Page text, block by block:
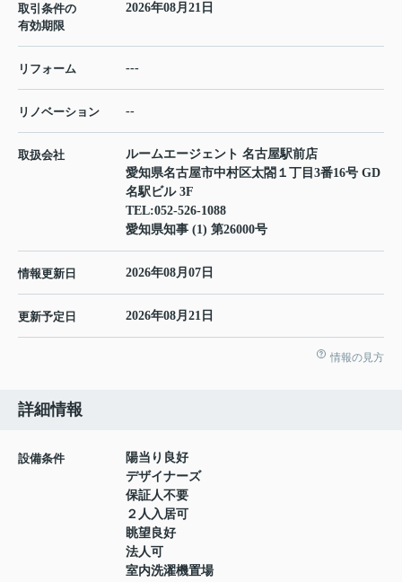
取引条件の
有効期限
2026年08月21日
リフォーム ---
リノベーション --
取扱会社
ルームエージェント 名古屋駅前店
愛知県名古屋市中村区太閤１丁目3番16号 GD
名駅ビル 3F
TEL:052-526-1088
愛知県知事 (1) 第26000号
情報更新日 2026年08月07日
更新予定日 2026年08月21日
情報の見方
詳細情報
設備条件
陽当り良好
デザイナーズ
保証人不要
２人入居可
眺望良好
法人可
室内洗濯機置場